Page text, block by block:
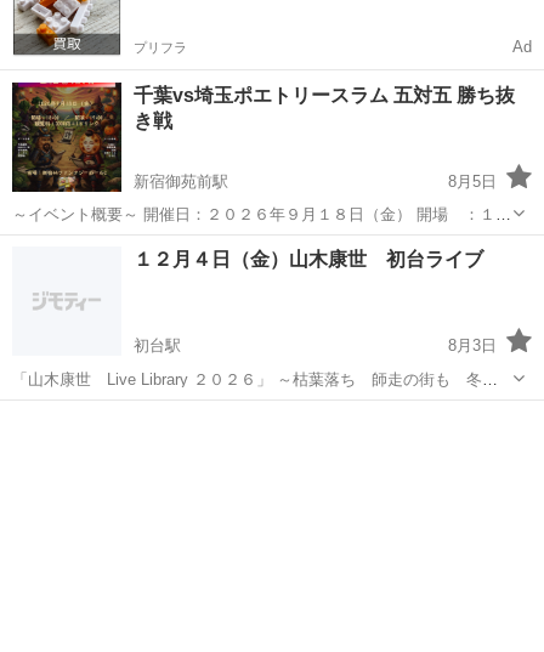
プリフラ Ad
千葉vs埼玉ポエトリースラム 五対五 勝ち抜
き戦
新宿御苑前駅
8月5日
​～イベント概要～ ​開催日：２０２６年９月１８日（金） 開場 ：１８
時 ／ 開演：１９時 観覧料：３，０００円＋１ドリンク 会場： 新
宿４４ファンタジーホール２（建物５階） 〒１６０－０００４ 東京
都新宿区...
新宿御苑前駅 コンサート/ショー 会場
１２月４日（金）山木康世 初台ライブ
初台駅
8月3日
「山木康世 Live Library ２０２６」 ～枯葉落ち 師走の街も 冬支
度～ 会場＝あんさんぶるStudio音 新宿区西新宿４-３７-１１ 樂しそ